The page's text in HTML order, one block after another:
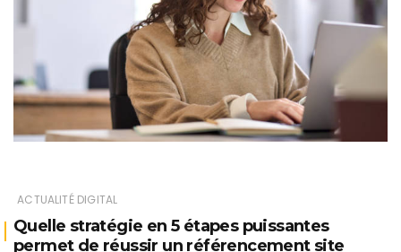
ACTUALITÉ DIGITAL
Quelle stratégie en 5 étapes puissantes
permet de réussir un référencement site